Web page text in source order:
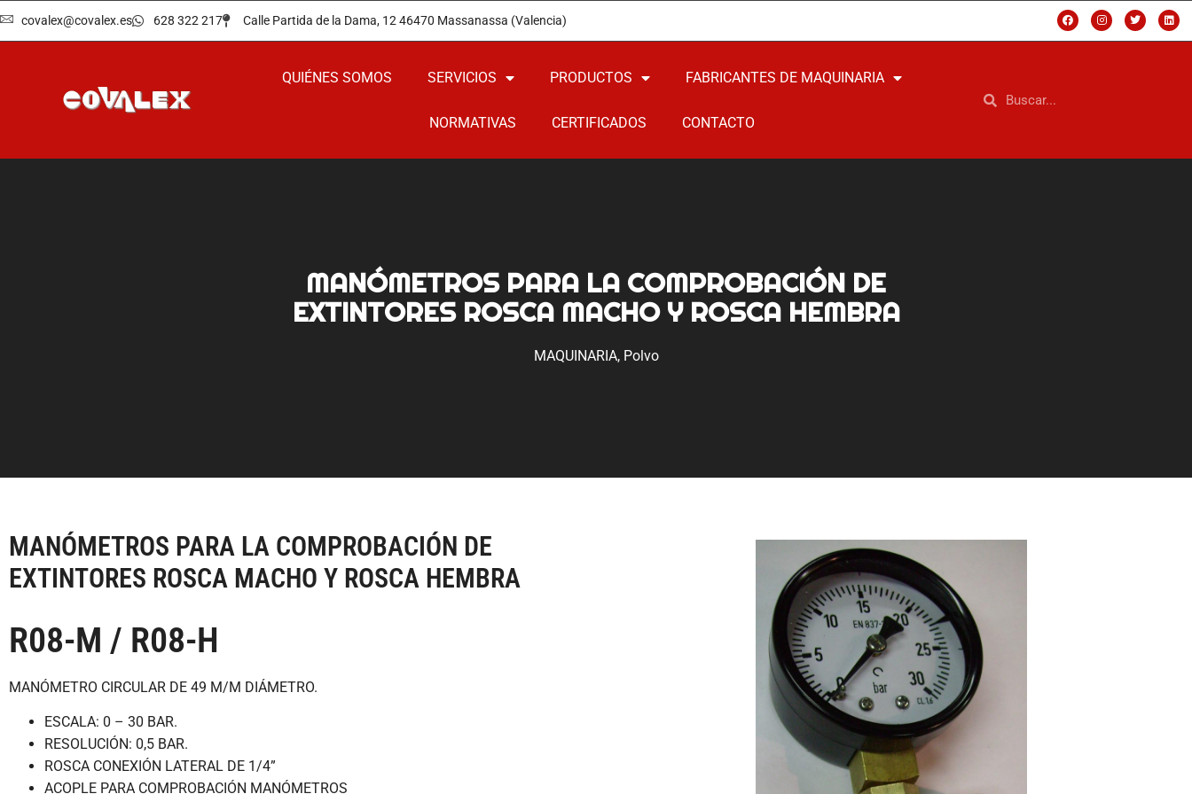
covalex@covalex.es 628 322 217 Calle Partida de la Dama, 12 46470 Massanassa (Valencia)
QUIÉNES SOMOS SERVICIOS PRODUCTOS FABRICANTES DE MAQUINARIA
NORMATIVAS CERTIFICADOS CONTACTO
MANÓMETROS PARA LA COMPROBACIÓN DE
EXTINTORES ROSCA MACHO Y ROSCA HEMBRA
MAQUINARIA, Polvo
MANÓMETROS PARA LA COMPROBACIÓN DE
EXTINTORES ROSCA MACHO Y ROSCA HEMBRA
R08-M / R08-H
MANÓMETRO CIRCULAR DE 49 M/M DIÁMETRO.
ESCALA: 0 – 30 BAR.
RESOLUCIÓN: 0,5 BAR.
ROSCA CONEXIÓN LATERAL DE 1/4”
ACOPLE PARA COMPROBACIÓN MANÓMETROS